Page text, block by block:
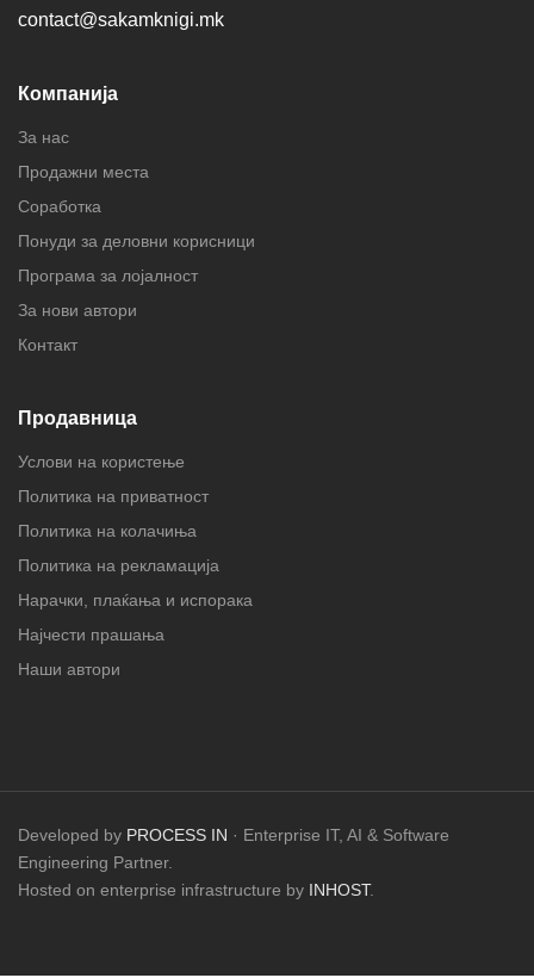
contact@sakamknigi.mk
Компанија
За нас
Продажни места
Соработка
Понуди за деловни корисници
Програма за лојалност
За нови автори
Контакт
Продавница
Услови на користење
Политика на приватност
Политика на колачиња
Политика на рекламација
Нарачки, плаќања и испорака
Најчести прашања
Наши автори
Developed by PROCESS IN · Enterprise IT, AI & Software
Engineering Partner.
Hosted on enterprise infrastructure by INHOST.